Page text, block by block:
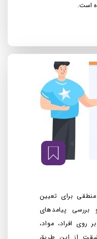
است.
برای تعیین
پیامدهای
روی افراد، مواد،